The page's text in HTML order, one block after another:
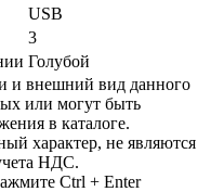
USB
3
Голубой
и внешний вид данного
или могут быть
в каталоге.
характер, не являются
НДС.
Ctrl + Enter